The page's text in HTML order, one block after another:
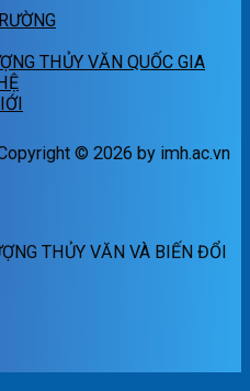
THỦY VĂN QUỐC GIA
© 2026 by imh.ac.vn
THỦY VĂN VÀ BIẾN ĐỔI